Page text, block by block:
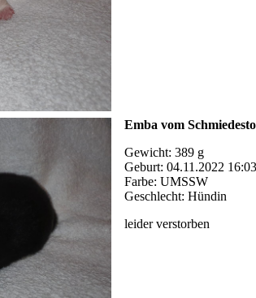
Emba vom
Gewicht: 389 g
Geburt: 04.11.2022
Farbe: UMSSW
Geschlecht: Hündin
leider verstorben